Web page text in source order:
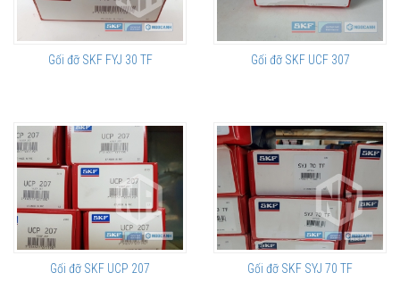
Gối đỡ SKF FYJ 30 TF Gối đỡ SKF UCF 307
Gối đỡ SKF UCP 207 Gối đỡ SKF SYJ 70 TF